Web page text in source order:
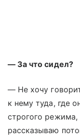
— За что сидел?
— Не хочу
к нему туда, где
строгого режима,
рассказываю